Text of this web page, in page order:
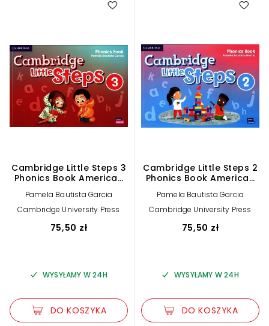
Cambridge Little Steps 3
Phonics Book American
Pamela Bautista Garcia
Cambridge University Press
75,50 zł
WYSYŁAMY W 24H
DO KOSZYKA
Cambridge Little Steps 2
Phonics Book American
Pamela Bautista Garcia
Cambridge University Press
75,50 zł
WYSYŁAMY W 24H
DO KOSZYKA